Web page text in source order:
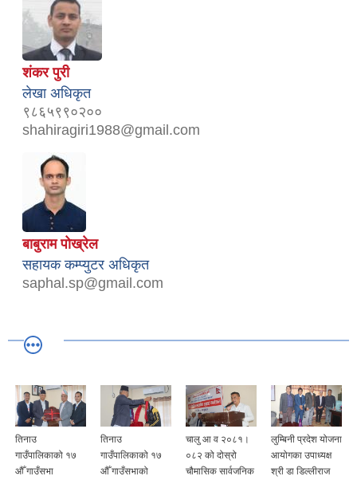
शंकर पुरी
लेखा अधिकृत
९८६५९९०२००
shahiragiri1988@gmail.com
बाबुराम पोख्रेल
सहायक कम्प्युटर अधिकृत
saphal.sp@gmail.com
तिनाउ
गाउँपालिकाको १७
औँ गाउँसभा
तिनाउ
गाउँपालिकाको १७
औँ गाउँसभाको
चालु आ व २०८१।
०८२ को दोस्रो
चौमासिक सार्वजनिक
लुम्बिनी प्रदेश योजना
आयोगका उपाध्यक्ष
श्री डा डिल्लीराज